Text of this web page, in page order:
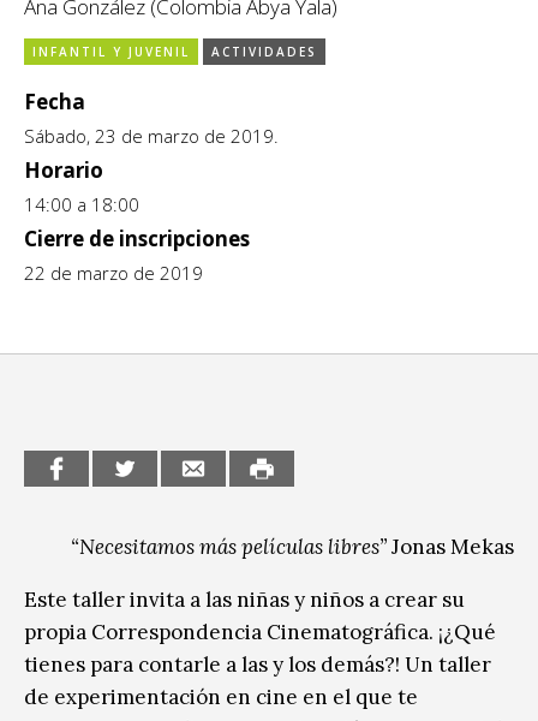
CCE en el interior/libros
Exposiciones
Formación
Género y Diversidad
Infantil y Juvenil
Letras
Ana González (Colombia Abya Yala)
INFANTIL Y JUVENIL ACTIVIDADES
Fecha
Sábado, 23 de marzo de 2019.
Horario
14:00 a 18:00
Cierre de inscripciones
22 de marzo de 2019
“Necesitamos más películas libres”Jonas Mekas
Este taller invita a las niñas y niños a crear su
propia Correspondencia Cinematográfica. ¡¿Qué
tienes para contarle a las y los demás?! Un taller
de experimentación en cine en el que te